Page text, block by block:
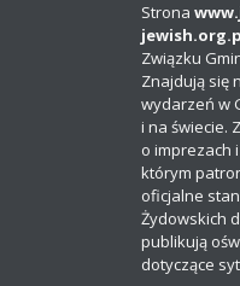
Strona
Związku
Znajdują się
wydarzeń w
i na świecie.
o imprezach
którym
oficjalne
Żydowskich
publikują
dotyczące